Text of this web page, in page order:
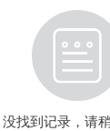
没找到记录，请